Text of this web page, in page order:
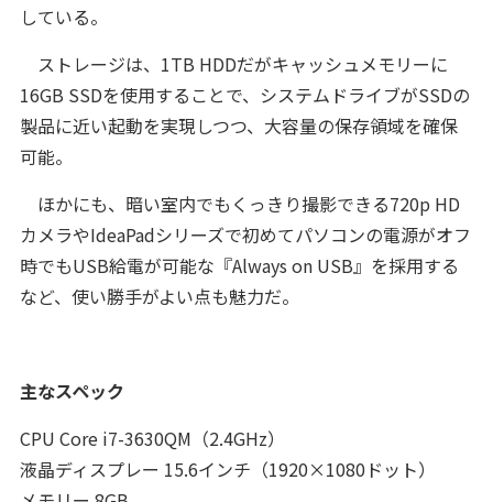
している。
ストレージは、1TB HDDだがキャッシュメモリーに
16GB SSDを使用することで、システムドライブがSSDの
製品に近い起動を実現しつつ、大容量の保存領域を確保
可能。
ほかにも、暗い室内でもくっきり撮影できる720p HD
カメラやIdeaPadシリーズで初めてパソコンの電源がオフ
時でもUSB給電が可能な『Always on USB』を採用する
など、使い勝手がよい点も魅力だ。
主なスペック
CPU Core i7-3630QM（2.4GHz）
液晶ディスプレー 15.6インチ（1920×1080ドット）